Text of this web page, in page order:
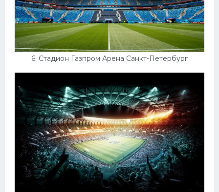
6. Стадион Газпром Арена Санкт-Петербург